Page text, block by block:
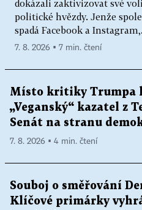
dokázali zaktivizovat své
politické hvězdy. Jenže
spadá Facebook a
7. 8. 2026 ▪ 7 min. čtení
Místo kritiky Trumpa
„Veganský“ kazatel z
Senát na stranu
7. 8. 2026 ▪ 4 min. čtení
Souboj o směřování
Klíčové primárky